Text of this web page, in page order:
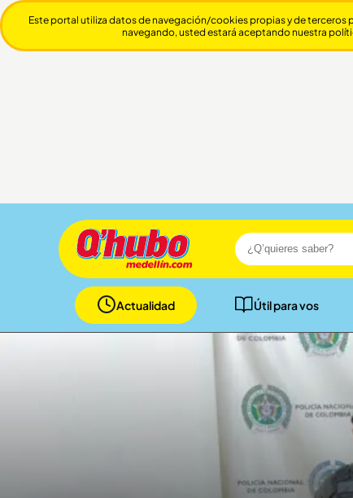
Actualidad Útil para vos
Este portal utiliza datos de navegación/cookies propias y de
navegando, usted estará aceptando nuestra